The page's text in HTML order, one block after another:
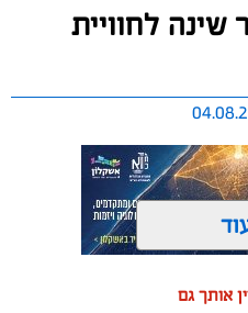
שינה לחוויית
אותך גם